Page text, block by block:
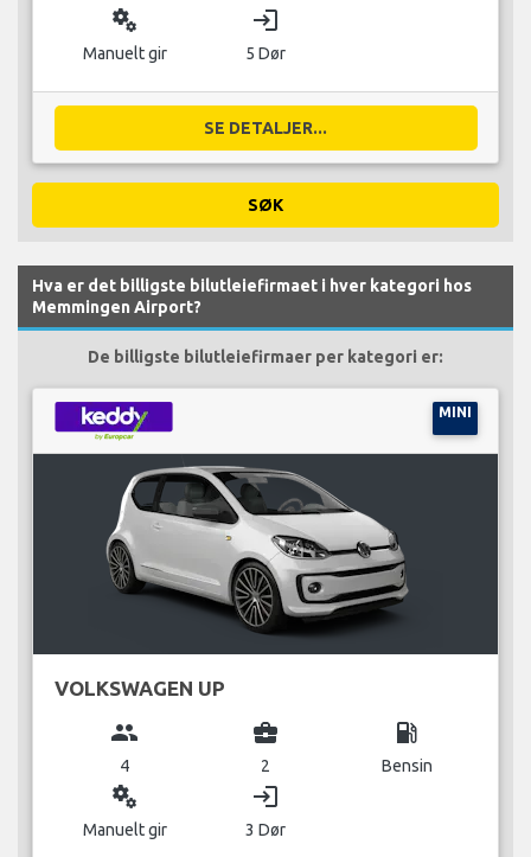
miscellaneous_services
Manuelt gir
login
5 Dør
SE DETALJER...
SØK
Hva er det billigste bilutleiefirmaet i hver kategori hos
Memmingen Airport?
De billigste bilutleiefirmaer per kategori er:
MINI
VOLKSWAGEN UP
group
4
business_center
2
local_gas_station
Bensin
miscellaneous_services
Manuelt gir
login
3 Dør